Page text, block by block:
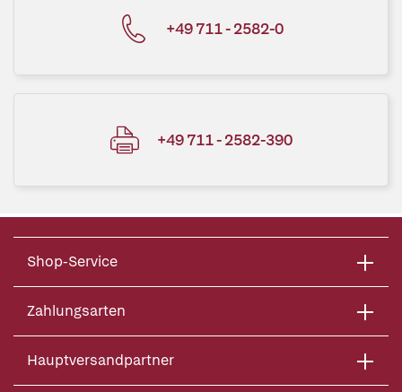
+49 711 - 2582-0
+49 711 - 2582-390
Shop-Service
Zahlungsarten
Hauptversandpartner